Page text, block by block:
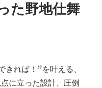
た野地仕舞
きれば！”を叶える、
に立った設計、圧倒